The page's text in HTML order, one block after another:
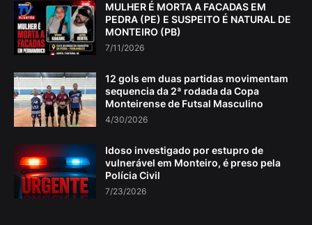
MULHER É MORTA A FACADAS EM
PEDRA (PE) E SUSPEITO É NATURAL DE
MONTEIRO (PB)
7/11/2026
12 gols em duas partidas movimentam
sequencia da 2ª rodada da Copa
Monteirense de Futsal Masculino
4/30/2026
Idoso investigado por estupro de
vulnerável em Monteiro, é preso pela
Polícia Civil
7/23/2026